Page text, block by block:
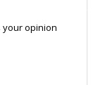
your opinion